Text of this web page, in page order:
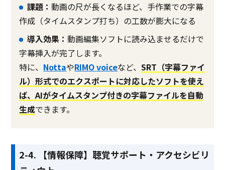
課題：動画の尺が長くなるほど、手作業での字幕
作成（タイムスタンプ打ち）の工数が膨大になる
導入効果：動画編集ソフトに読み込ませるだけで
字幕挿入が完了します。
特に、 NottaやRIMO voiceなど、SRT（字幕ファイ
ル）形式でのエクスポートに対応したソフトを使え
ば、AIがタイムスタンプ付きの字幕ファイルを自動
生成できます。
2-4. 【情報保障】聴覚サポート・アクセシビリ